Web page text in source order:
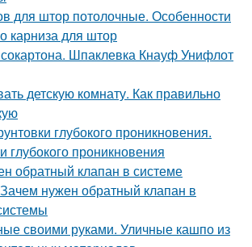
для штор потолочные. Особенности
карниза для штор
Шпаклевка Кнауф Унифлот
детскую комнату. Как правильно
глубокого проникновения.
глубокого проникновения
обратный клапан в системе
нужен обратный клапан в
своими руками. Уличные кашпо из